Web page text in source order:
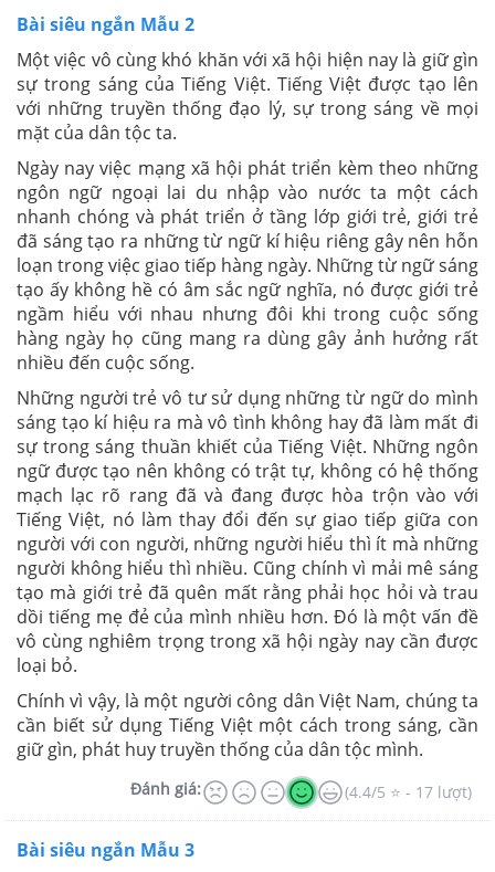
Bài siêu ngắn Mẫu 2
Một việc vô cùng khó khăn với xã hội hiện nay là giữ gìn
sự trong sáng của Tiếng Việt. Tiếng Việt được tạo lên
với những truyền thống đạo lý, sự trong sáng về mọi
mặt của dân tộc ta.
Ngày nay việc mạng xã hội phát triển kèm theo những
ngôn ngữ ngoại lai du nhập vào nước ta một cách
nhanh chóng và phát triển ở tầng lớp giới trẻ, giới trẻ
đã sáng tạo ra những từ ngữ kí hiệu riêng gây nên hỗn
loạn trong việc giao tiếp hàng ngày. Những từ ngữ sáng
tạo ấy không hề có âm sắc ngữ nghĩa, nó được giới trẻ
ngầm hiểu với nhau nhưng đôi khi trong cuộc sống
hàng ngày họ cũng mang ra dùng gây ảnh hưởng rất
nhiều đến cuộc sống.
Những người trẻ vô tư sử dụng những từ ngữ do mình
sáng tạo kí hiệu ra mà vô tình không hay đã làm mất đi
sự trong sáng thuần khiết của Tiếng Việt. Những ngôn
ngữ được tạo nên không có trật tự, không có hệ thống
mạch lạc rõ rang đã và đang được hòa trộn vào với
Tiếng Việt, nó làm thay đổi đến sự giao tiếp giữa con
người với con người, những người hiểu thì ít mà những
người không hiểu thì nhiều. Cũng chính vì mải mê sáng
tạo mà giới trẻ đã quên mất rằng phải học hỏi và trau
dồi tiếng mẹ đẻ của mình nhiều hơn. Đó là một vấn đề
vô cùng nghiêm trọng trong xã hội ngày nay cần được
loại bỏ.
Chính vì vậy, là một người công dân Việt Nam, chúng ta
cần biết sử dụng Tiếng Việt một cách trong sáng, cần
giữ gìn, phát huy truyền thống của dân tộc mình.
Đánh giá: (4.4/5 ⭐ - 17 lượt)
Bài siêu ngắn Mẫu 3